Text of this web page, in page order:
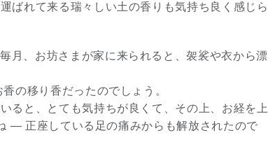
ばれて来る瑞々しい土の香りも気持ち良く感じら
月、お坊さまが家に来られると、袈裟や衣から漂
の移り香だったのでしょう。
ると、とても気持ちが良くて、その上、お経を上
― 正座している足の痛みからも解放されたので
スピリチュアルは現実を動
インタビュー